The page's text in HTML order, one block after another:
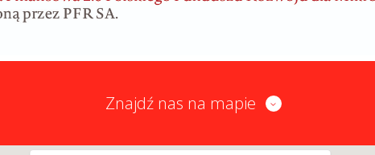
Znajdź nas na mapie